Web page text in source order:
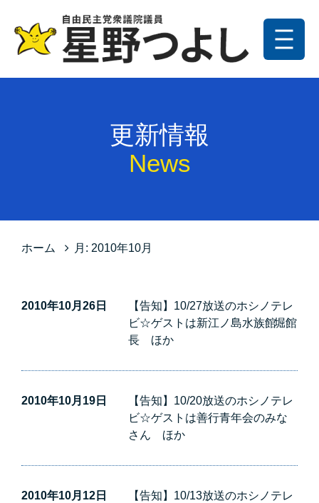
メニュー
トップ
プロフィール
星野の政策
お問い合わせ
サイトマップ
更新情報
News
ホーム 月: 2010年10月
2010年10月26日
【告知】10/27放送のホシノテレ
ビ☆ゲストは新江ノ島水族館 堀館
長 ほか
2010年10月19日
【告知】10/20放送のホシノテレ
ビ☆ゲストは善行青年会のみな
さん ほか
2010年10月12日
【告知】10/13放送のホシノテレ